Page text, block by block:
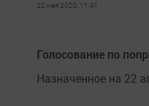
22 мая 2020, 11:41
Голосование по
Назначенное на 22